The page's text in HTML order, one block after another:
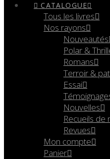
CATALOGUE
Tous les livres
Nos rayons
Nouveautés
Polar &
Romans
Terroir &
Essai
Nouvelles
Recueils de
Revues
Mon compte
Panier